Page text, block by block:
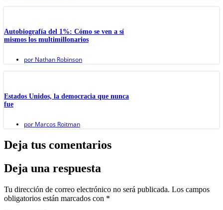
Autobiografía del 1%: Cómo se ven a sí
mismos los multimillonarios
por Nathan Robinson
Estados Unidos, la democracia que nunca
fue
por Marcos Roitman
Deja tus comentarios
Deja una respuesta
Tu dirección de correo electrónico no será publicada. Los campos
obligatorios están marcados con *